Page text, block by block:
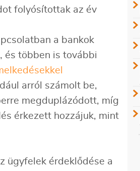
folyósítottak az év
a bankok
és többen is további
arról számolt be,
megduplázódott, míg
érkezett hozzájuk, mint
ügyfelek érdeklődése a